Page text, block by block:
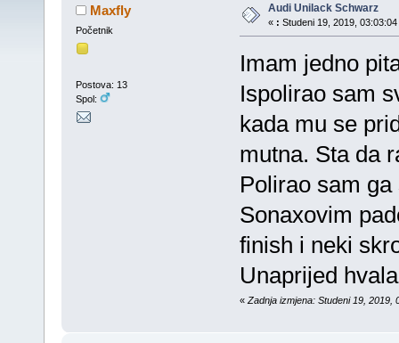
Maxfly
Početnik
Postova: 13
Spol:
Audi Unilack Schwarz
« : Studeni 19, 2019,
Imam jedno
Ispolirao sam
kada mu se
mutna. Sta da
Polirao sam
Sonaxovim
finish i neki
Unaprijed hvala
« Zadnja izmjena: Studeni 19, 2019,